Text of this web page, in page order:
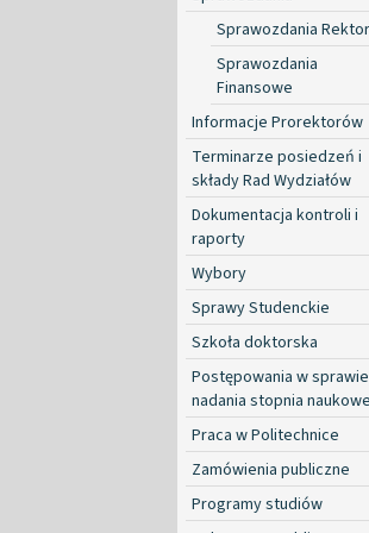
Sprawozdania
Sprawozdania
Finansowe
Informacje Prorektorów
Terminarze posiedzeń i
składy Rad Wydziałów
Dokumentacja kontroli i
raporty
Wybory
Sprawy Studenckie
Szkoła doktorska
Postępowania w sprawie
nadania stopnia
Praca w Politechnice
Zamówienia publiczne
Programy studiów